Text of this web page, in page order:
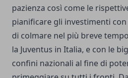
pazienza così come le
pianificare gli investimenti
di colmare nel più breve
la Juventus in Italia, e con le
confini nazionali al fine di